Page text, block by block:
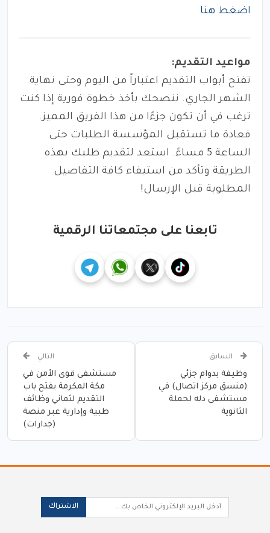
اضغط هنا
مواعيد التقديم:
تفتح أبواب التقديم اعتباراً من اليوم وحتى نهاية
الشهر الجاري. ننصحك بأخذ خطوة فورية إذا كنت
ترغب في أن تكون جزءًا من هذا الفريق المميز.
فعادة ما تستقبل المؤسسة الطلبات حتى
الساعة 5 مساءً. استعد لتقديم طلبك بهذه
الطريقة وتأكد من استيفاء كافة التفاصيل
المطلوبة قبل الإرسال!
تابعنا على مجتمعاتنا الرقمية
السابق
وظيفة بدوام جزئي
(منسق مركز اتصال) في
مستشفى دله لحملة
الثانوية
التالي
مستشفى قوى الأمن في
مكة المكرمة يفتح باب
التقديم لثماني وظائف
طبية وإدارية عبر منصة
(جدارات)
الاشتراك